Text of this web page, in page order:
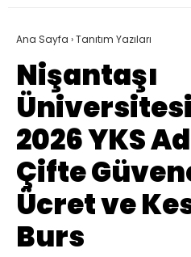
Ana Sayfa ›Tanıtım Yazıları
Nişantaşı
2026 YKS
Çifte
Ücret ve
Burs